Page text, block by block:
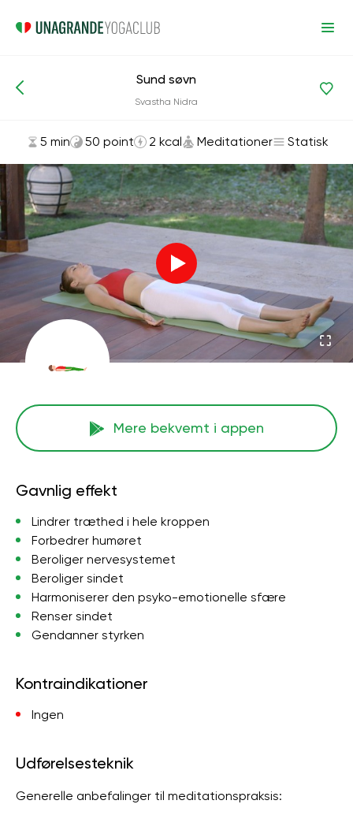
Meditationer
Sund søvn
Svastha Nidra
5 min 50 point 2 kcal Meditationer Statisk
Mere bekvemt i appen
Gavnlig effekt
Lindrer træthed i hele kroppen
Forbedrer humøret
Beroliger nervesystemet
Beroliger sindet
Harmoniserer den psyko-emotionelle sfære
Renser sindet
Gendanner styrken
Kontraindikationer
Ingen
Udførelsesteknik
Generelle anbefalinger til meditationspraksis: